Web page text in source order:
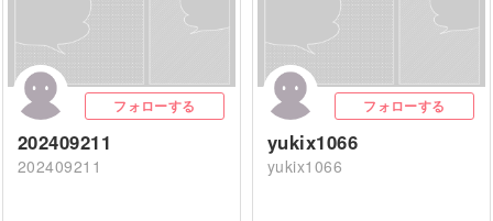
フォローする
202409211
202409211
フォローする
yukix1066
yukix1066